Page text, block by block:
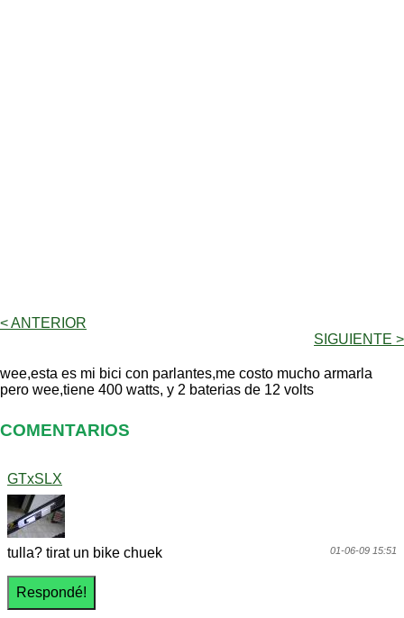
< ANTERIOR
SIGUIENTE >
wee,esta es mi bici con parlantes,me costo mucho armarla
pero wee,tiene 400 watts, y 2 baterias de 12 volts
COMENTARIOS
GTxSLX
01-06-09 15:51
tulla? tirat un bike chuek